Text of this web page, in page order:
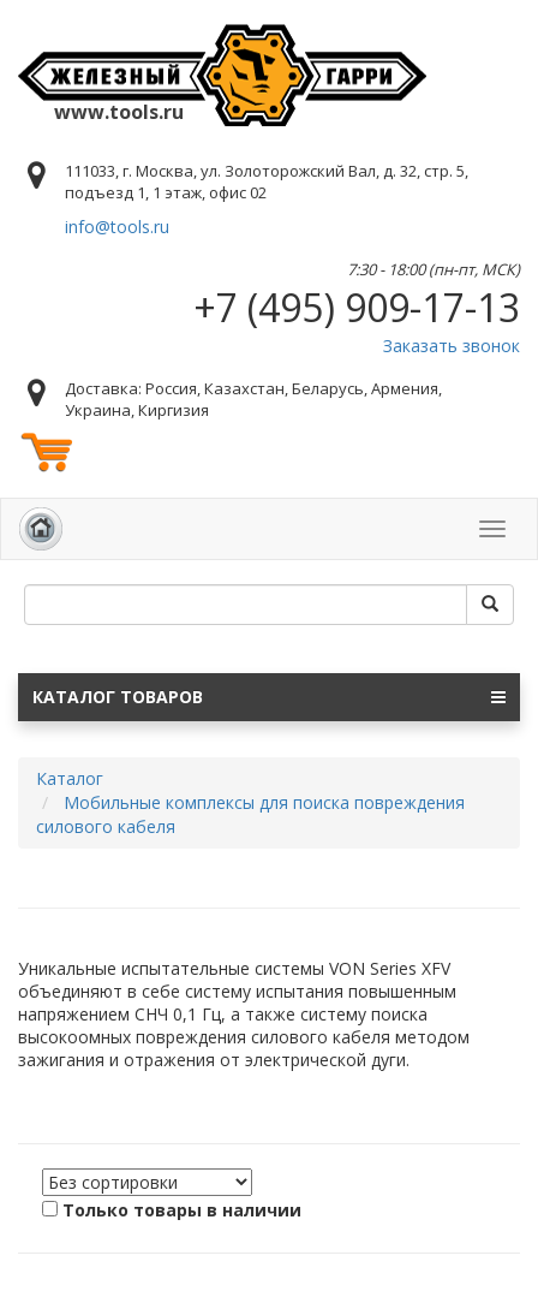
www.tools.ru
111033, г. Москва, ул. Золоторожский Вал, д. 32, стр. 5,
подъезд 1, 1 этаж, офис 02
info@tools.ru
7:30 - 18:00 (пн-пт, МСК)
+7 (495) 909-17-13
Заказать звонок
Доставка: Россия, Казахстан, Беларусь, Армения,
Украина, Киргизия
КАТАЛОГ ТОВАРОВ
Каталог
Мобильные комплексы для поиска повреждения
силового кабеля
Уникальные испытательные системы VON Series XFV
объединяют в себе систему испытания повышенным
напряжением СНЧ 0,1 Гц, а также систему поиска
высокоомных повреждения силового кабеля методом
зажигания и отражения от электрической дуги.
Только товары в наличии